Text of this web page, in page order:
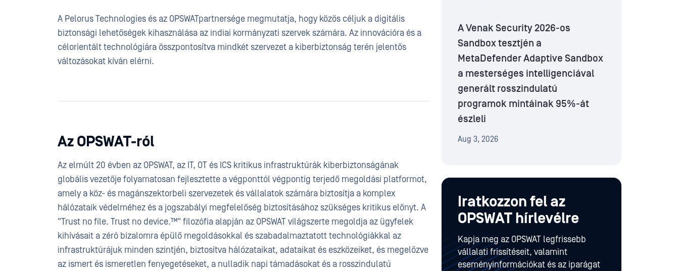
A Pelorus Technologies és az OPSWATpartnersége megmutatja, hogy közös céljuk a digitális
biztonsági lehetőségek kihasználása az indiai kormányzati szervek számára. Az innovációra és a
célorientált technológiára összpontosítva mindkét szervezet a kiberbiztonság terén jelentős
változásokat kíván elérni.
Az OPSWAT-ról
Az elmúlt 20 évben az OPSWAT, az IT, OT és ICS kritikus infrastruktúrák kiberbiztonságának
globális vezetője folyamatosan fejlesztette a végponttól végpontig terjedő megoldási platformot,
amely a köz- és magánszektorbeli szervezetek és vállalatok számára biztosítja a komplex
hálózataik védelméhez és a jogszabályi megfelelőség biztosításához szükséges kritikus előnyt. A
"Trust no file. Trust no device.™" filozófia alapján az OPSWAT világszerte megoldja az ügyfelek
kihívásait a zéró bizalomra épülő megoldásokkal és szabadalmaztatott technológiákkal az
infrastruktúrájuk minden szintjén, biztosítva hálózataikat, adataikat és eszközeiket, és megelőzve
az ismert és ismeretlen fenyegetéseket, a nulladik napi támadásokat és a rosszindulatú
A Venak Security 2026-os
Sandbox tesztjén a
MetaDefender Adaptive Sandbox
a mesterséges intelligenciával
generált rosszindulatú
programok mintáinak 95%-át
észleli
Aug 3, 2026
Iratkozzon fel az
OPSWAT hírlevélre
Kapja meg az OPSWAT legfrissebb
vállalati frissítéseit, valamint
eseményinformációkat és az iparágat